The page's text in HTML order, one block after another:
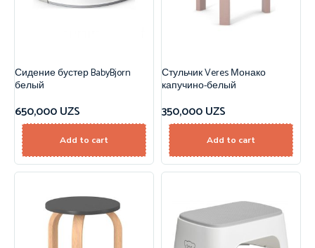
Сидение бустер BabyBjorn
белый
650,000UZS
Add to cart
Стульчик Veres Монако
капучино-белый
350,000UZS
Add to cart